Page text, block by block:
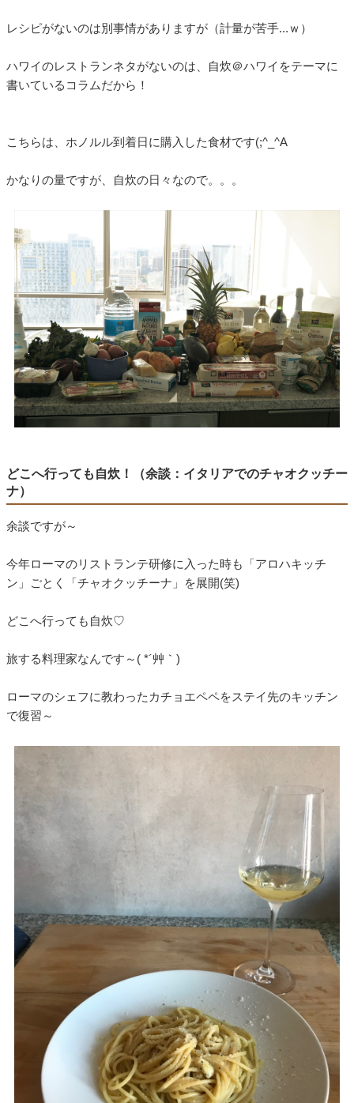
レシピがないのは別事情がありますが（計量が苦手...ｗ）
ハワイのレストランネタがないのは、自炊＠ハワイをテーマに
書いているコラムだから！
こちらは、ホノルル到着日に購入した食材です(;^_^A
かなりの量ですが、自炊の日々なので。。。
どこへ行っても自炊！（余談：イタリアでのチャオクッチー
ナ）
余談ですが～
今年ローマのリストランテ研修に入った時も「アロハキッチ
ン」ごとく「チャオクッチーナ」を展開(笑)
どこへ行っても自炊♡
旅する料理家なんです～( *´艸｀)
ローマのシェフに教わったカチョエペペをステイ先のキッチン
で復習～